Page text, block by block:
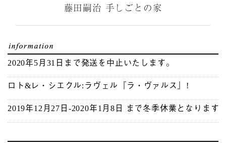
藤田嗣治 手しごとの家
2020年5月31日まで発送を中止いたします。
ロト&レ・シエクル:ラヴェル『ラ・ヴァルス』!
2019年12月27日-2020年1月8日 まで冬季休業となります